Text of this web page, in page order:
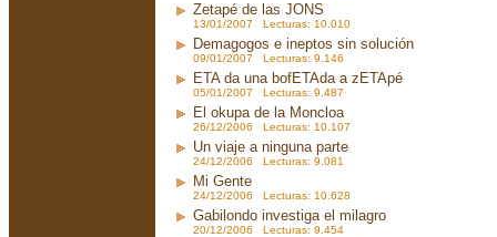
Zetapé de las JONS
13/01/2007 Lecturas: 10.010
Demagogos e ineptos sin solución
09/01/2007 Lecturas: 9.146
ETA da una bofETAda a zETApé
05/01/2007 Lecturas: 9.487
El okupa de la Moncloa
26/12/2006 Lecturas: 10.107
Un viaje a ninguna parte
24/12/2006 Lecturas: 9.081
Mi Gente
24/12/2006 Lecturas: 10.628
Gabilondo investiga el milagro
20/12/2006 Lecturas: 9.454